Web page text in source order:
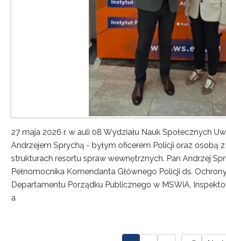
27 maja 2026 r. w auli 08 Wydziału Nauk Społecznych
Andrzejem Sprychą - byłym oficerem Policji oraz osobą
strukturach resortu spraw wewnętrznych. Pan Andrzej
Pełnomocnika Komendanta Głównego Policji ds.
Departamentu Porządku Publicznego w MSWiA,
a